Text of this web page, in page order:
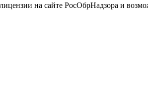
на сайте РосОбрНадзора и